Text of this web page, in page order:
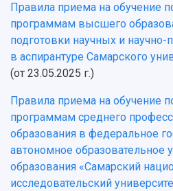
Правила приема на обучение
программам высшего
подготовки научных и научно-
в аспирантуре Самарского
(от 23.05.2025 г.)
Правила приема на обучение
программам среднего
образования в федеральное
автономное
образования «Самарский
исследовательский